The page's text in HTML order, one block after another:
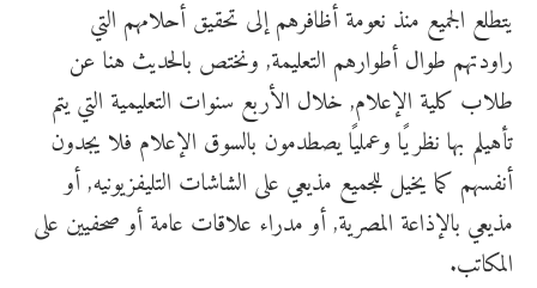
يتطلع الجميع منذ نعومة أظافرهم إلى تحقيق أحلامهم التي
راودتهم طوال أطوارهم التعليمة, ونختص بالحديث هنا عن
طلاب كلية الإعلام, خلال الأربع سنوات التعليمية التي يتم
تأهيلم بها نظريًا وعمليًا يصطدمون بالسوق الإعلام فلا يجدون
أنفسهم كما يخيل للجميع مذيعي على الشاشات التليفزيونيه, أو
مذيعي بالإذاعة المصرية, أو مدراء علاقات عامة أو صحفيين على
المكاتب.